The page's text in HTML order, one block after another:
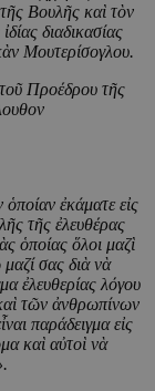
ῆς Βουλῆς καὶ τὸν
ἰδίας διαδικασίας
ὰν Μουτερίσογλου.
ῦΠροέδρου τῆς
ἐκάματε εἰς
τῆς ἐλευθέρας
ὁποίας ὅλοι μαζὶ
σας διὰ νὰ
ἐλευθερίας λόγου
τῶν ἀνθρωπίνων
παράδειγμα εἰς
καὶ αὐτοὶ νὰ